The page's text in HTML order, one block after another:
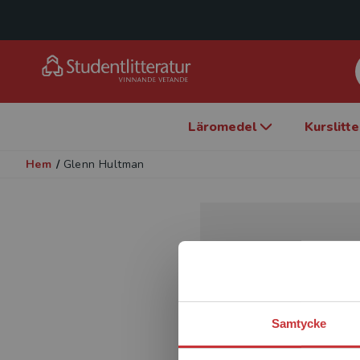
Samtycke
Läromedel
Hem / Glenn Hultman